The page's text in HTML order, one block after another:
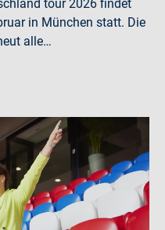
tour 2026 findet
in München statt. Die
alle…